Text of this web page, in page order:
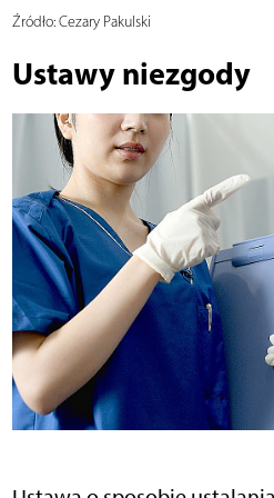
Źródło:Cezary Pakulski
Ustawy niezgody